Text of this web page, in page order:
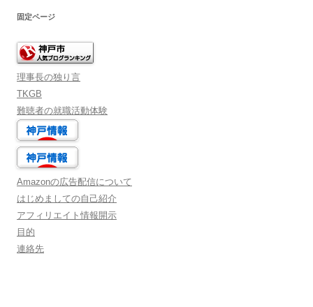
固定ページ
理事長の独り言
TKGB
難聴者の就職活動体験
Amazonの広告配信について
はじめましての自己紹介
アフィリエイト情報開示
目的
連絡先